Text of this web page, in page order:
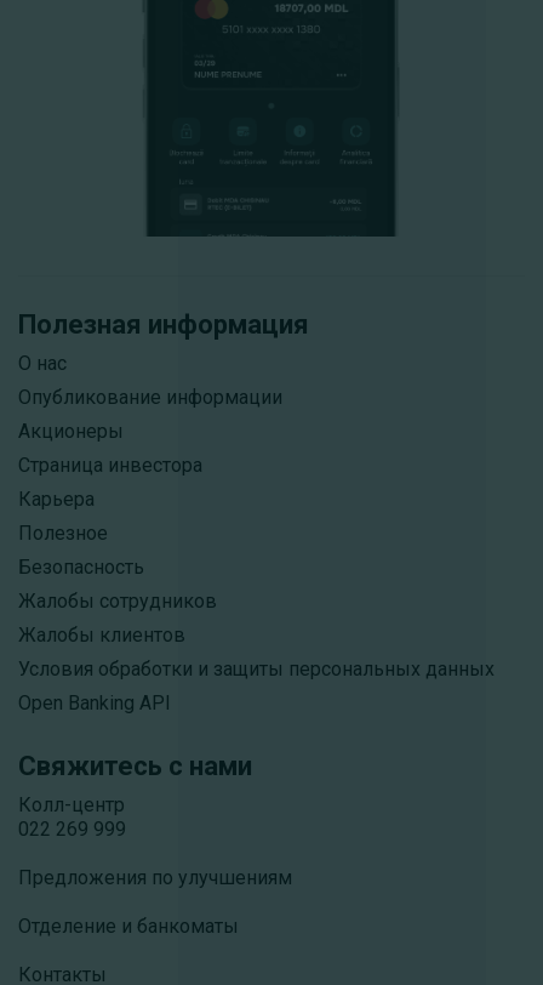
Полезная информация
О нас
Опубликование информации
Акционеры
Страница инвестора
Карьера
Полезное
Безопасность
Жалобы сотрудников
Жалобы клиентов
Условия обработки и защиты персональных данных
Open Banking API
Свяжитесь с нами
Колл-центр
022 269 999
Предложения по улучшениям
Отделение и банкоматы
Контакты